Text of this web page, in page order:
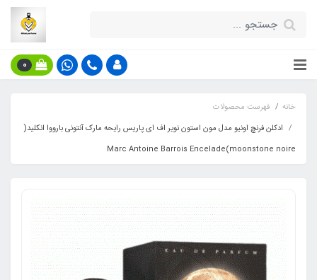
0
خانه
فهرست محصولات
ادکلن فرنچ اونیو مدل مون استون نویر اف ای پاریس رایحه مارک آنتونی بارووا انکلید(
moonstone noire)Marc Antoine Barrois Encelade